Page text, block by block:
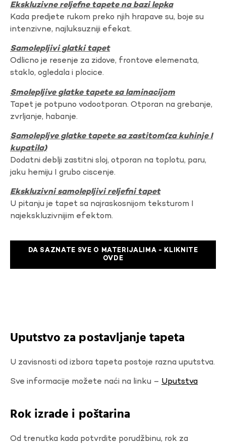
Ekskluzivne reljefne tapete na bazi lepka
Kada predjete rukom preko njih hrapave su, boje su
intenzivne, najluksuzniji efekat.
Samolepljivi glatki tapet
Odlicno je resenje za zidove, frontove elemenata,
staklo, ogledala i plocice.
Smolepljive glatke tapete sa laminacijom
Tapet je potpuno vodootporan. Otporan na grebanje,
zvrljanje, habanje.
Samolepljve glatke tapete sa zastitom(za kuhinje I
kupatila)
Dodatni deblji zastitni sloj, otporan na toplotu, paru,
jaku hemiju I grubo ciscenje.
Ekskluzivni samolepljivi reljefni tapet
U pitanju je tapet sa najraskosnijom teksturom I
najekskluzivnijim efektom.
DA SAZNATE SVE O MATERIJALIMA - KLIKNITE
OVDE
Uputstvo za postavljanje tapeta
U zavisnosti od izbora tapeta postoje razna uputstva.
Sve informacije možete naći na linku – Uputstva
Rok izrade i poštarina
Od trenutka kada potvrdite porudžbinu, rok za